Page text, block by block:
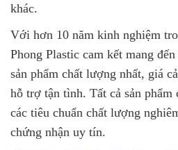
khác.
Với hơn 10 năm kinh nghiệm
Phong Plastic cam kết mang
sản phẩm chất lượng nhất, giá
hỗ trợ tận tình. Tất cả sản phẩm
các tiêu chuẩn chất lượng
chứng nhận uy tín.